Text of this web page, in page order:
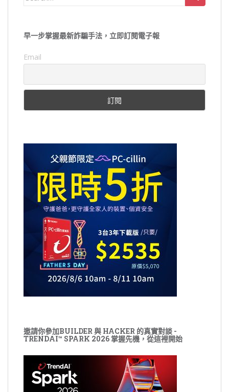
早一步掌握最新詐騙手法，立即訂閱電子報
Email
邀請你參加BUILDER 與 HACKER 的真實對談 -
TRENDAI™ SPARK 2026 掌握先機，從這裡開始